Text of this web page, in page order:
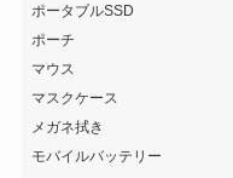
ポータブルSSD
ポーチ
マウス
マスクケース
メガネ拭き
モバイルバッテリー